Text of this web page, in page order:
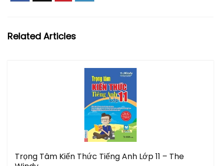
Related Articles
Trọng Tâm Kiến Thức Tiếng Anh Lớp 11 – The